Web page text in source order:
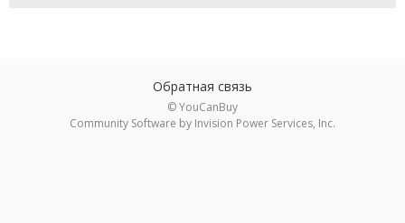
Обратная связь
© YouCanBuy
Community Software by Invision Power Services, Inc.